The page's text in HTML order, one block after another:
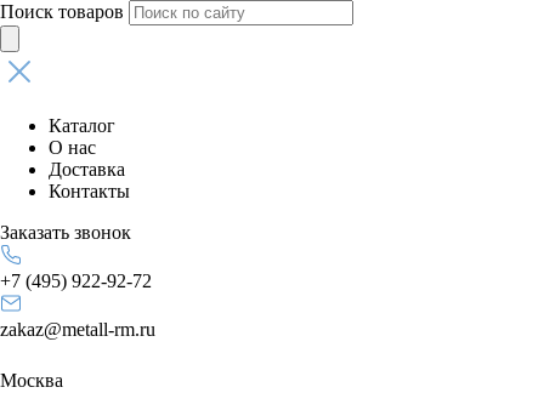
Поиск товаров
Каталог
О нас
Доставка
Контакты
Заказать звонок
+7 (495) 922-92-72
zakaz@metall-rm.ru
Москва